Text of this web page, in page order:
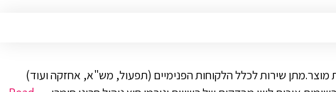
מוצר.מתן שירות לכלל הלקוחות הפנימיים (תפעול, מש"א, אחזקה ועוד)